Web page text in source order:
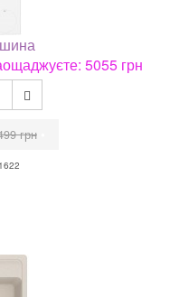
5055 грн
грн